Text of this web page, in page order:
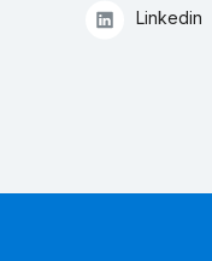
Linkedin